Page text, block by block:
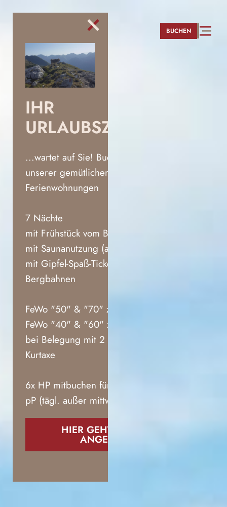
IHR
URLAUBSZUHAUSE
...wartet auf Sie! Buchen Sie eine
unserer gemütlichen
Ferienwohnungen
7 Nächte
mit Frühstück vom Buffet
mit Saunanutzung (außer mittwochs)
mit Gipfel-Spaß-Ticket mit 7
Bergbahnen
FeWo "50" & "70" zu € 1119,00
FeWo "40" & "60" zu € 1378,00
bei Belegung mit 2 Personen zzgl.
Kurtaxe
6x HP mitbuchen für nur € 120,00
pP (tägl. außer mittwochs)
HIER GEHT´S ZUM
ANGEBOT
BUCHEN